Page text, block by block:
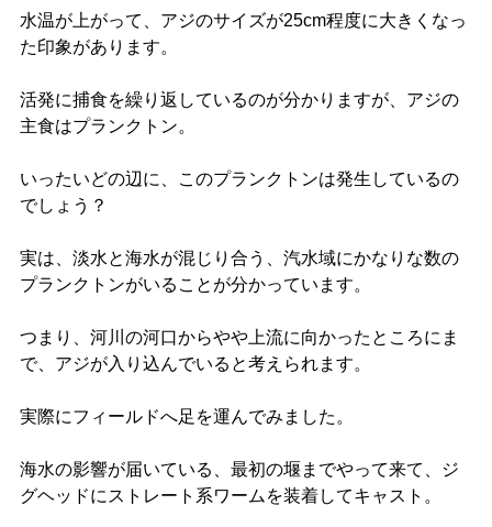
水温が上がって、アジのサイズが25cm程度に大きくなっ
た印象があります。
活発に捕食を繰り返しているのが分かりますが、アジの
主食はプランクトン。
いったいどの辺に、このプランクトンは発生しているの
でしょう？
実は、淡水と海水が混じり合う、汽水域にかなりな数の
プランクトンがいることが分かっています。
つまり、河川の河口からやや上流に向かったところにま
で、アジが入り込んでいると考えられます。
実際にフィールドへ足を運んでみました。
海水の影響が届いている、最初の堰までやって来て、ジ
グヘッドにストレート系ワームを装着してキャスト。